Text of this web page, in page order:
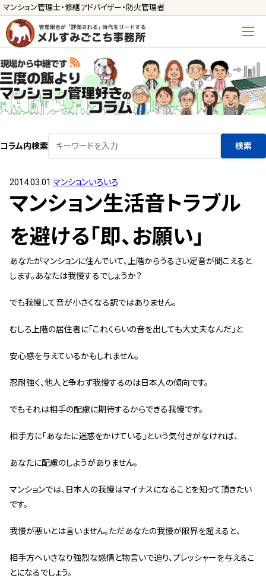
マンション管理士・修繕アドバイザー・防火管理者
コラム内検索 検索
2014.03.01 マンションいろいろ
マンション生活音トラブル
を避ける「即、お願い」
あなたがマンションに住んでいて、上階からうるさい足音が聞こえると
します。あなたは我慢するでしょうか？
でも我慢して音が小さくなる訳ではありません。
むしろ上階の居住者に「これくらいの音を出しても大丈夫なんだ」と
安心感を与えているかもしれません。
忍耐強く、他人と争わず我慢するのは日本人の傾向です。
でもそれは相手の配慮に期待するからできる我慢です。
相手方に「あなたに迷惑をかけている」という気付きがなければ、
あなたに配慮のしようがありません。
マンションでは、日本人の我慢はマイナスになることを知って頂きたい
です。
我慢が悪いとは言いません。ただあなたの我慢が限界を超えると、
相手方へいきなり強烈な感情と物言いで迫り、プレッシャーを与えるこ
とになるでしょう。
管理士の活用方法
ご利用の流れ »
サービス一覧
管理組合運営
メルの理事会アドバイザー »
メルのプロ理事長 »
管理契約見直しドクター »
建物・設備維持
長期修繕カウンセリングサービス »
メルの防火管理者
無料よろづ相談
会社概要
経営理念 »